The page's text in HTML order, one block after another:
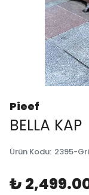
Pieef
BELLA KAP
Ürün Kodu: 2395-
₺